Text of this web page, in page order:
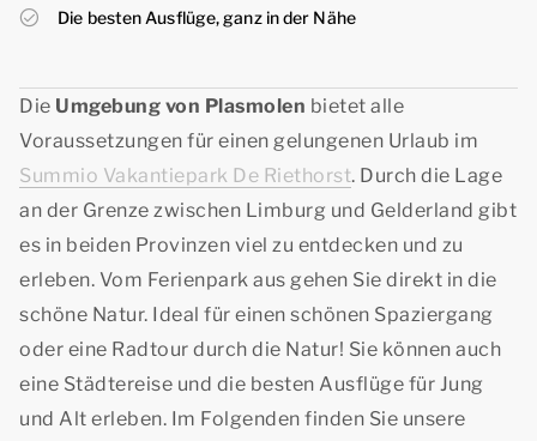
Die besten Ausflüge, ganz in der Nähe
Die Umgebung von Plasmolen bietet alle
Voraussetzungen für einen gelungenen Urlaub im
Summio Vakantiepark De Riethorst. Durch die Lage
an der Grenze zwischen Limburg und Gelderland gibt
es in beiden Provinzen viel zu entdecken und zu
erleben. Vom Ferienpark aus gehen Sie direkt in die
schöne Natur. Ideal für einen schönen Spaziergang
oder eine Radtour durch die Natur! Sie können auch
eine Städtereise und die besten Ausflüge für Jung
und Alt erleben. Im Folgenden finden Sie unsere